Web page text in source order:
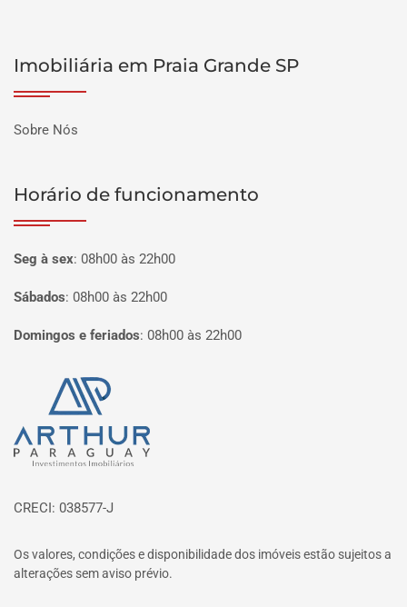
Imobiliária em Praia Grande SP
Sobre Nós
Horário de funcionamento
Seg à sex: 08h00 às 22h00
Sábados: 08h00 às 22h00
Domingos e feriados: 08h00 às 22h00
Página inicial
CRECI: 038577-J
Os valores, condições e disponibilidade dos imóveis estão sujeitos a
alterações sem aviso prévio.